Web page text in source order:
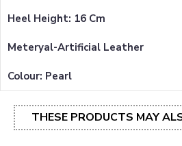
Heel Height: 16 Cm
Meteryal-Artificial Leather
Colour: Pearl
THESE PRODUCTS MAY